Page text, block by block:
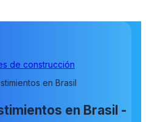
de construcción
en Brasil
en Brasil -